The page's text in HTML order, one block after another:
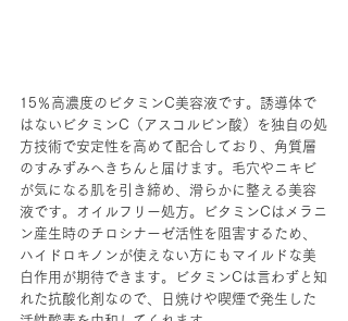
15％高濃度のビタミンC美容液です。誘導体で
はないビタミンC（アスコルビン酸）を独自の処
方技術で安定性を高めて配合しており、角質層
のすみずみへきちんと届けます。毛穴やニキビ
が気になる肌を引き締め、滑らかに整える美容
液です。オイルフリー処方。ビタミンCはメラニ
ン産生時のチロシナーゼ活性を阻害するため、
ハイドロキノンが使えない方にもマイルドな美
白作用が期待できます。ビタミンCは言わずと知
れた抗酸化剤なので、日焼けや喫煙で発生した